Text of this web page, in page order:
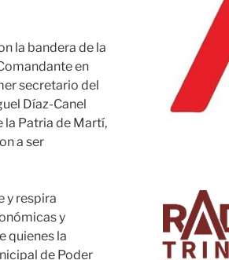
la bandera de la
en
secretario del
Díaz-Canel
la Patria de Martí,
a ser
y respira
y
quienes la
de Poder